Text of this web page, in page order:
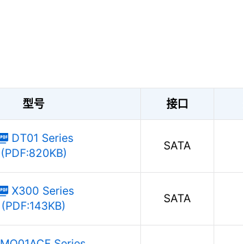
型号 接口
DT01 Series
(PDF:820KB)
SATA
X300 Series
(PDF:143KB)
SATA